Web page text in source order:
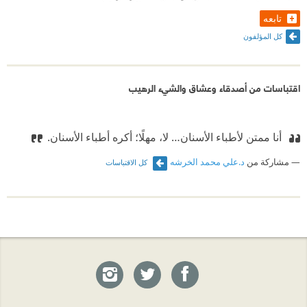
لماذا لم يتعلم ماثيو من صديقه بروس ويليس المحافظ
البيت للممثل كيفن سبيسي و ما تعرض من مشاكل
نحن عاطفيون مع المشاهير.
نعم هذا الكتاب يصلح لمحبي ماثيو فقط و كما تعاطف
حياة بائسة.
هناك من يتغاضى عن كل هذة الجرائم في حق نفسه و
المجتمع تحت بند إنها ثقافتهم الخاصة و هي فرضية خاطئة
تابعه
كل المؤلفون
اقتباسات من أصدقاء وعشاق والشيء الرهيب
‫ أنا ممتن لأطباء الأسنان… لا، مهلًا؛ أكره أطباء الأسنان.
مشاركة من د.علي محمد الخرشه كل الاقتباسات